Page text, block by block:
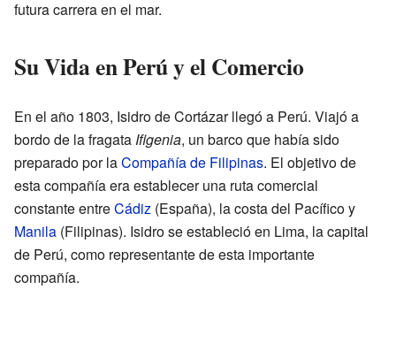
futura carrera en el mar.
Su Vida en Perú y el Comercio
En el año 1803, Isidro de Cortázar llegó a Perú. Viajó a
bordo de la fragata Ifigenia, un barco que había sido
preparado por laCompañía de Filipinas. El objetivo de
esta compañía era establecer una ruta comercial
constante entreCádiz (España), la costa del Pacífico y
Manila (Filipinas). Isidro se estableció en Lima, la capital
de Perú, como representante de esta importante
compañía.